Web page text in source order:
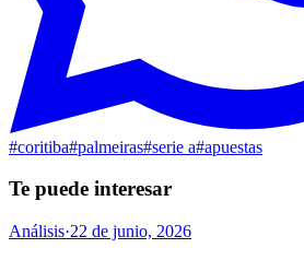
#coritiba#palmeiras#serie a#apuestas
Te puede interesar
Análisis·22 de junio, 2026